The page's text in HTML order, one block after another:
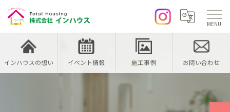
インハウスの想い イベント情報 施工事例 お問い合わせ